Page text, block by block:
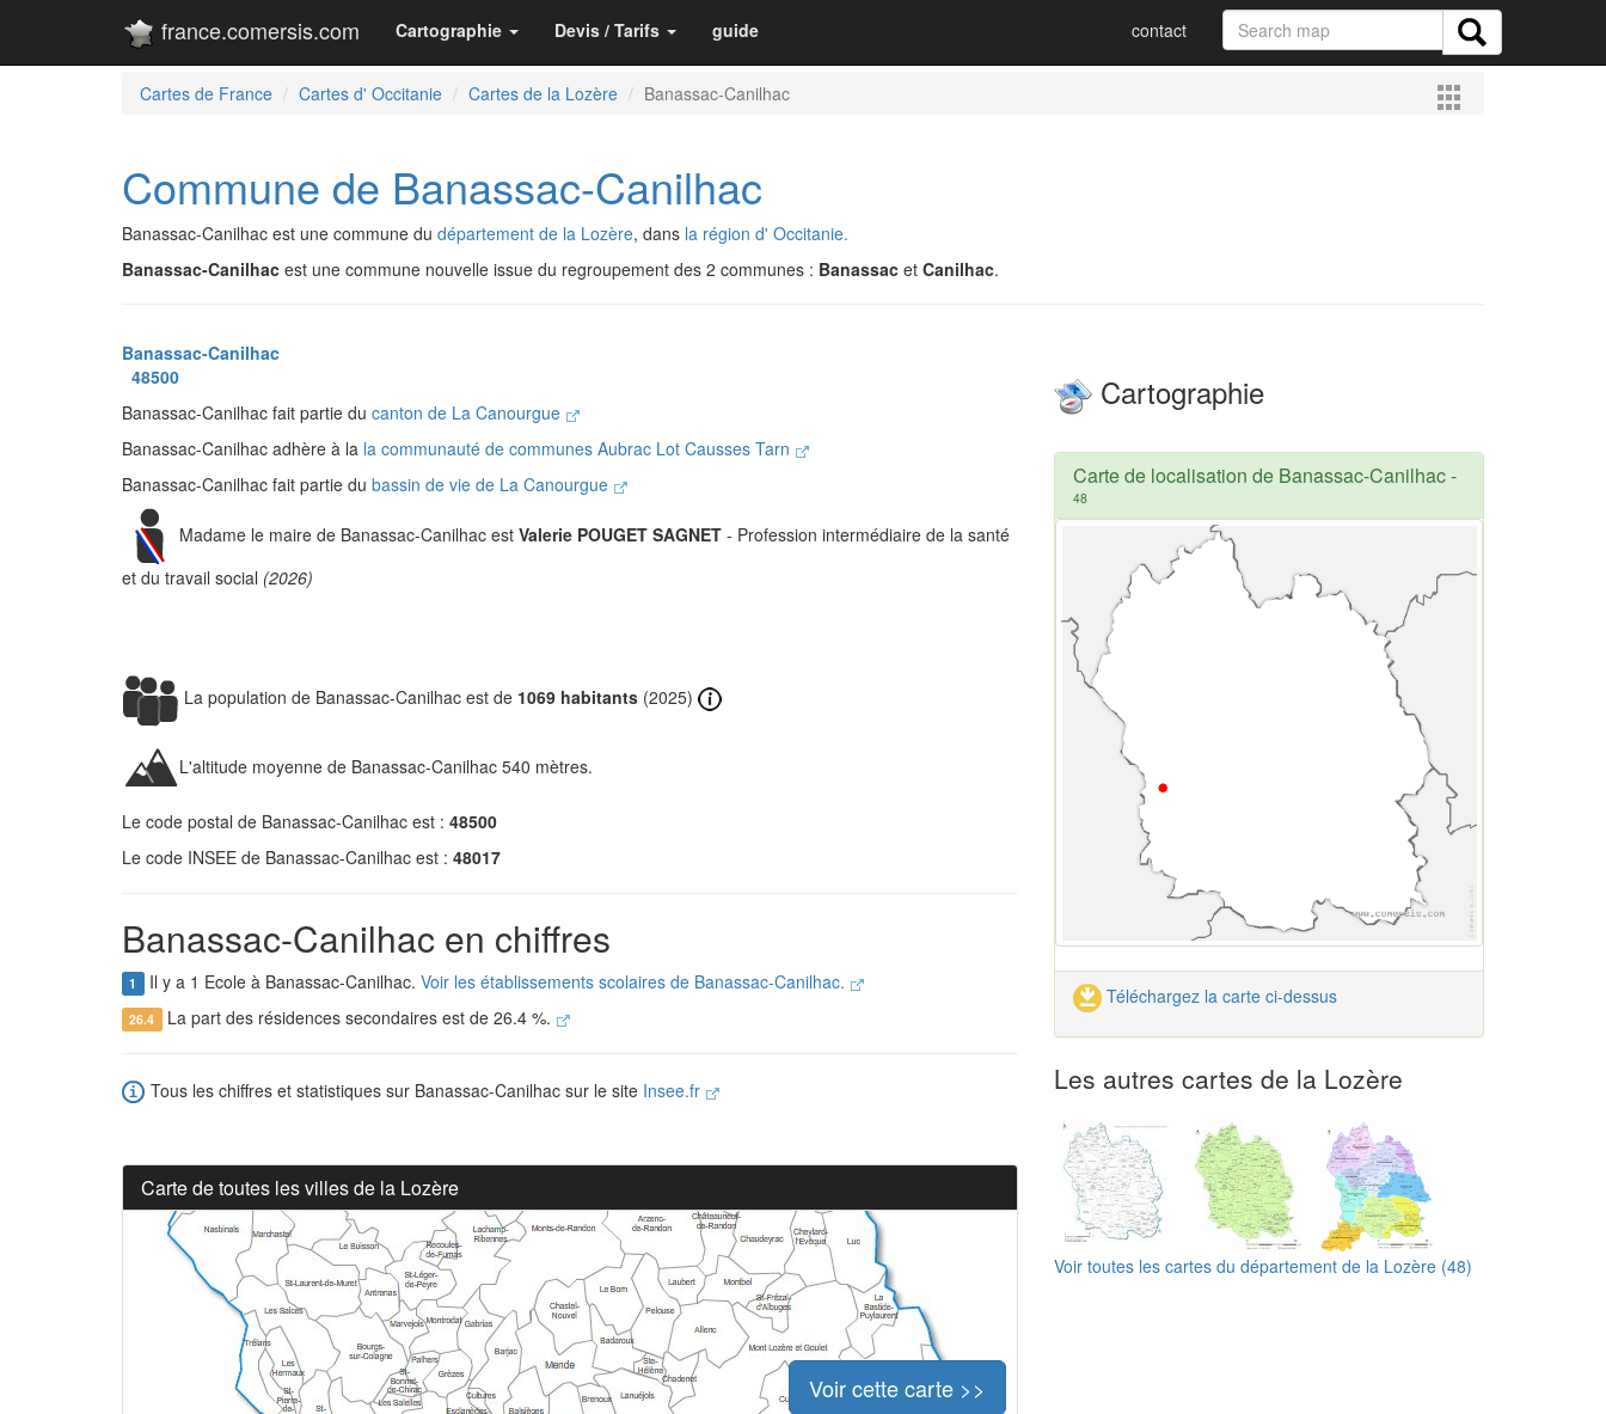
france.comersis.com Cartographie Devis / Tarifs guide contact
Cartes de France Cartes d' Occitanie Cartes de la Lozère Banassac-Canilhac
Commune de Banassac-Canilhac
Banassac-Canilhac est une commune du département de la Lozère, dans la région d' Occitanie.
Banassac-Canilhac est une commune nouvelle issue du regroupement des 2 communes : Banassac et Canilhac.
Banassac-Canilhac
48500
Banassac-Canilhac fait partie du canton de La Canourgue
Banassac-Canilhac adhère à la la communauté de communes Aubrac Lot Causses Tarn
Banassac-Canilhac fait partie du bassin de vie de La Canourgue
Madame le maire de Banassac-Canilhac est Valerie POUGET SAGNET - Profession intermédiaire de la santé
et du travail social (2026)
La population de Banassac-Canilhac est de 1069 habitants (2025)
L'altitude moyenne de Banassac-Canilhac 540 mètres.
Le code postal de Banassac-Canilhac est : 48500
Le code INSEE de Banassac-Canilhac est : 48017
Banassac-Canilhac en chiffres
1 Il y a 1 Ecole à Banassac-Canilhac. Voir les établissements scolaires de Banassac-Canilhac.
26.4 La part des résidences secondaires est de 26.4 %.
Tous les chiffres et statistiques sur Banassac-Canilhac sur le site Insee.fr
Carte de toutes les villes de la Lozère
Voir cette carte >>
Cartographie
Carte de localisation de Banassac-Canilhac-
48
Téléchargez la carte ci-dessus
Les autres cartes de la Lozère
Voir toutes les cartes du département de la Lozère (48)